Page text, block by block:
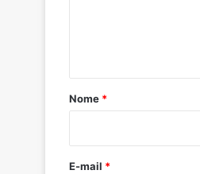
r
*
Nome *
E-mail *